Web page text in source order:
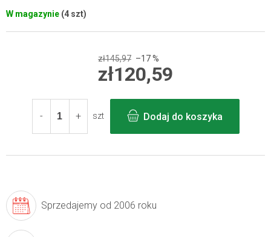
W magazynie (4 szt)
zł145,97 –17 %
zł120,59
jednostkowa:
szt
Dodaj do koszyka
Sprzedajemy od 2006 roku